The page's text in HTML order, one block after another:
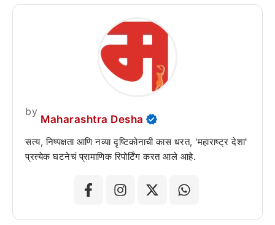
by
Maharashtra Desha
सत्य, निष्पक्षता आणि नव्या दृष्टिकोनाची कास धरत, 'महाराष्ट्र देशा'
प्रत्येक घटनेचं प्रामाणिक रिपोर्टिंग करत आले आहे.